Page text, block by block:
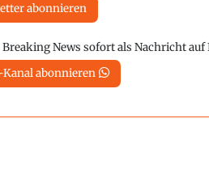
abonnieren
News sofort als Nachricht
abonnieren